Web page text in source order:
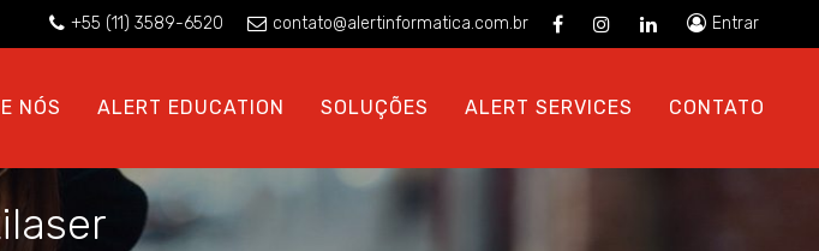
Entrar
contato@alertinformatica.com.br
+55 (11) 3589-6520
NÓS ALERT EDUCATION SOLUÇÕES ALERT SERVICES CONTATO